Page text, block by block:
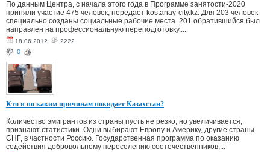
По данным Центра, с начала этого года в Программе занятости-2020
приняли участие 475 человек, передает kostanay-city.kz. Для 203 человек
специально созданы социальные рабочие места. 201 обратившийся был
направлен на профессиональную переподготовку....
18.06.2012 2222
0
Кто и по каким причинам покидает Казахстан?
Количество эмигрантов из страны пусть не резко, но увеличивается,
признают статистики. Одни выбирают Европу и Америку, другие страны
СНГ, в частности Россию. Государственная программа по оказанию
содействия добровольному переселению соотечественников,...